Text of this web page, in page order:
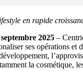
en rapide
2025 –
ses opérations et
la cosmétique,